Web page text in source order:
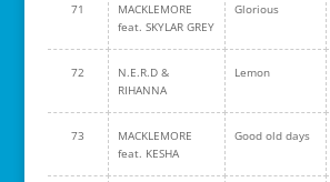
71
MACKLEMORE
feat. SKYLAR GREY
Glorious
72
N.E.R.D &
RIHANNA
Lemon
73
MACKLEMORE
feat. KESHA
Good old days